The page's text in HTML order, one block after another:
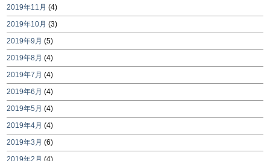
2019年11月 (4)
2019年10月 (3)
2019年9月 (5)
2019年8月 (4)
2019年7月 (4)
2019年6月 (4)
2019年5月 (4)
2019年4月 (4)
2019年3月 (6)
2019年2月 (4)